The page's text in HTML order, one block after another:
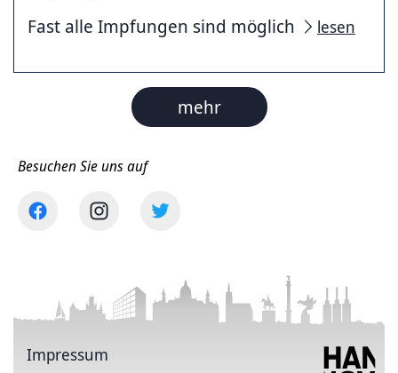
Fast alle Impfungen sind möglich
lesen
mehr
Besuchen Sie uns auf
Impressum